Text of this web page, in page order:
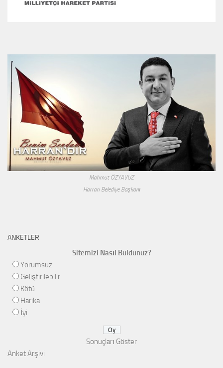
Mahmut ÖZYAVUZ
Harran Belediye Başkanı
ANKETLER
Sitemizi Nasıl Buldunuz?
Yorumsuz
Geliştirilebilir
Kötü
Harika
İyi
Sonuçları Göster
Anket Arşivi